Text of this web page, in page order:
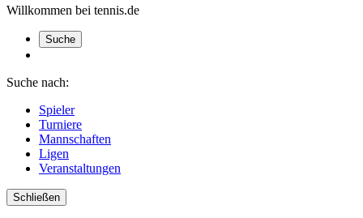
Willkommen bei tennis.de
Suche
Suche nach:
Spieler
Turniere
Mannschaften
Ligen
Veranstaltungen
Schließen